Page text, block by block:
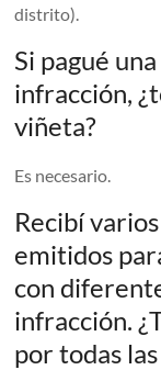
distrito).
Si pagué
infracción,
viñeta?
Es necesario.
Recibí
emitidos
con
infracción.
por todas